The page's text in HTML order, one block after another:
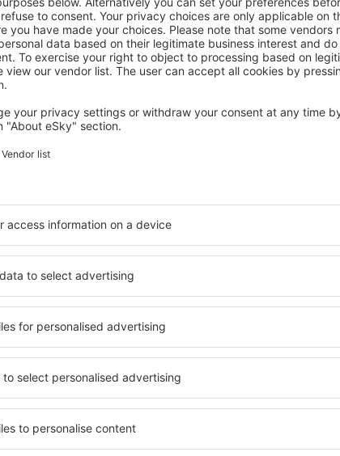
ajánlatot a keresésnek
Szófia
Indulás Budapestről
12230HUF